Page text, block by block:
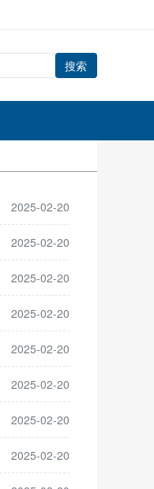
搜索
2025-02-20
2025-02-20
2025-02-20
2025-02-20
2025-02-20
2025-02-20
2025-02-20
2025-02-20